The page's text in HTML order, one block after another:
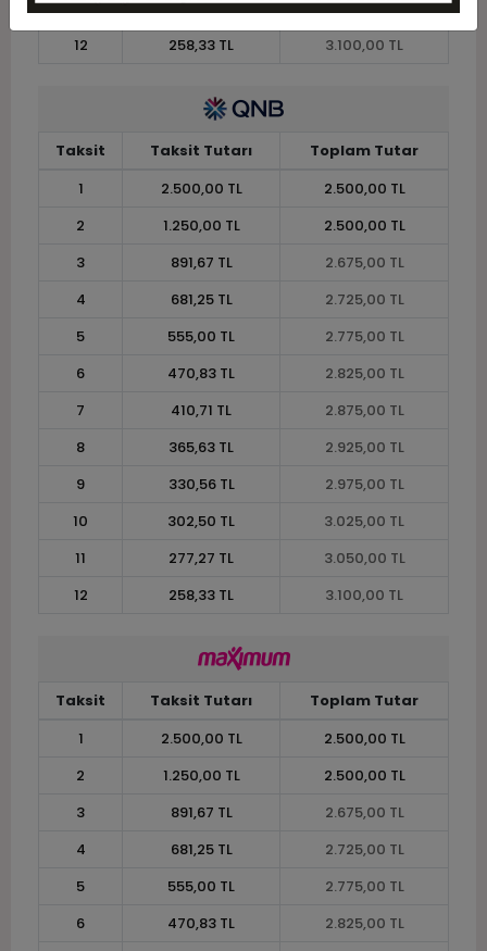
11
277,27 TL
3.050,00 TL
12
258,33 TL 3.100,00 TL
Taksit Taksit Tutarı
Toplam Tutar
1
2.500,00 TL
2.500,00 TL
2
1.250,00 TL
2.500,00 TL
3
891,67 TL
2.675,00 TL
4
681,25 TL
2.725,00 TL
5
555,00 TL
2.775,00 TL
6
470,83 TL
2.825,00 TL
7
410,71 TL
2.875,00 TL
8
365,63 TL
2.925,00 TL
9
330,56 TL
2.975,00 TL
10
302,50 TL
3.025,00 TL
11
277,27 TL
3.050,00 TL
12
258,33 TL 3.100,00 TL
Taksit Taksit Tutarı
Toplam Tutar
1
2.500,00 TL
2.500,00 TL
2
1.250,00 TL
2.500,00 TL
3
891,67 TL
2.675,00 TL
4
681,25 TL
2.725,00 TL
5
555,00 TL
2.775,00 TL
6
470,83 TL
2.825,00 TL